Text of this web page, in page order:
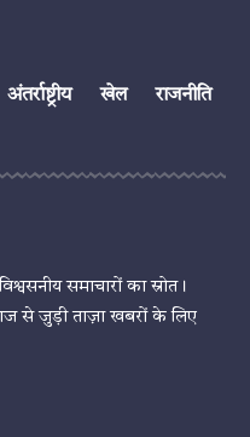
अंतर्राष्ट्रीय खेल
राजनीति
समाचारों का स्रोत।
से जुड़ी ताज़ा खबरों के लिए